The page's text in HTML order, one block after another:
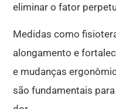
eliminar o fator
Medidas como
alongamento e
e mudanças
são fundamentais